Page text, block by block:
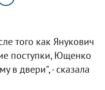
того как Янукович
поступки, Ющенко
в двери", - сказала